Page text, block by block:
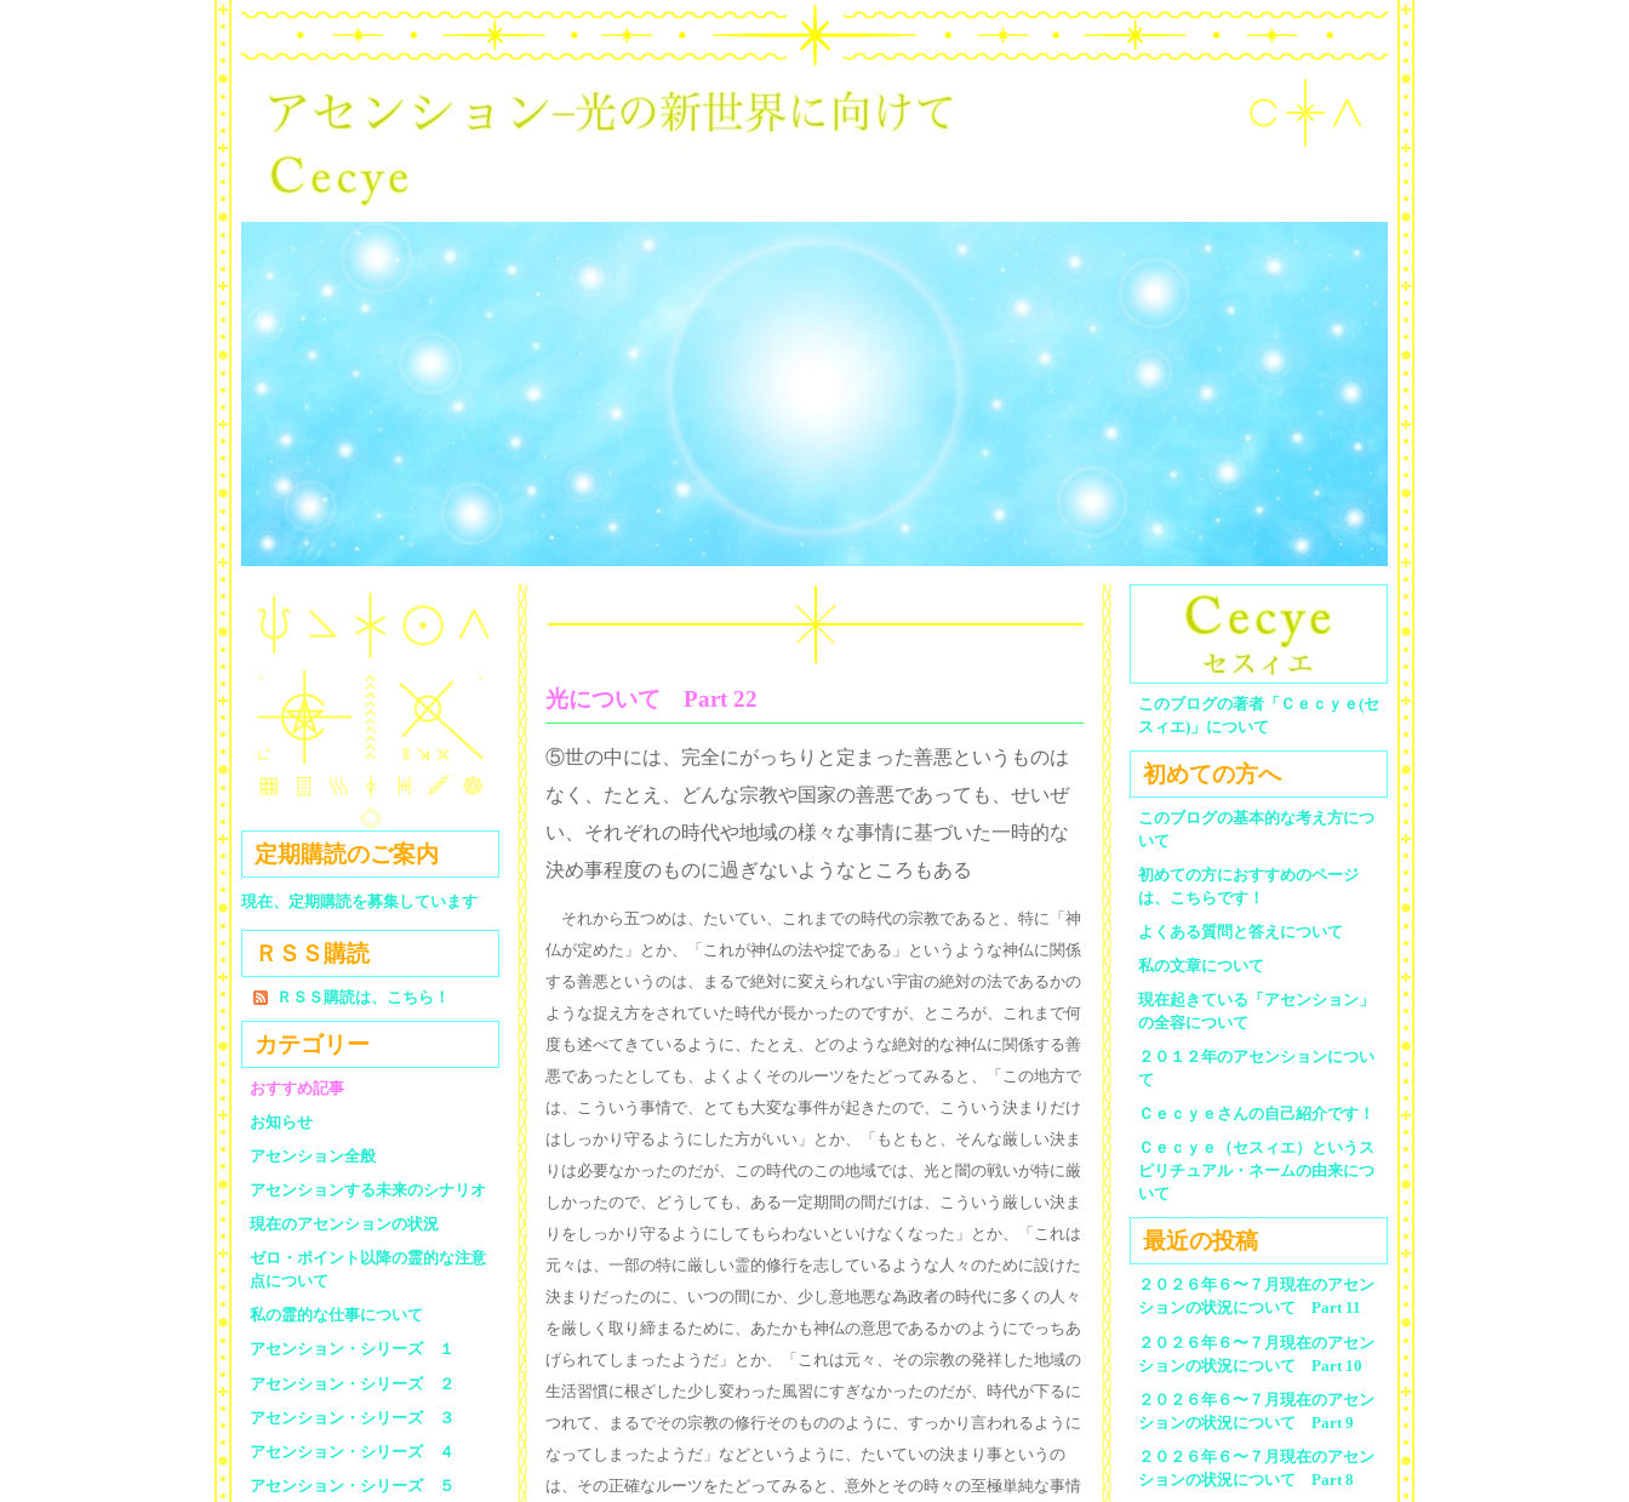
光について Part 22
⑤世の中には、完全にがっちりと定まった善悪というものは
なく、たとえ、どんな宗教や国家の善悪であっても、せいぜ
い、それぞれの時代や地域の様々な事情に基づいた一時的な
決め事程度のものに過ぎないようなところもある
それから五つめは、たいてい、これまでの時代の宗教であると、特に「神
仏が定めた」とか、「これが神仏の法や掟である」というような神仏に関係
する善悪というのは、まるで絶対に変えられない宇宙の絶対の法であるかの
ような捉え方をされていた時代が長かったのですが、ところが、これまで何
度も述べてきているように、たとえ、どのような絶対的な神仏に関係する善
悪であったとしても、よくよくそのルーツをたどってみると、「この地方で
は、こういう事情で、とても大変な事件が起きたので、こういう決まりだけ
はしっかり守るようにした方がいい」とか、「もともと、そんな厳しい決ま
りは必要なかったのだが、この時代のこの地域では、光と闇の戦いが特に厳
しかったので、どうしても、ある一定期間の間だけは、こういう厳しい決ま
りをしっかり守るようにしてもらわないといけなくなった」とか、「これは
元々は、一部の特に厳しい霊的修行を志しているような人々のために設けた
決まりだったのに、いつの間にか、少し意地悪な為政者の時代に多くの人々
を厳しく取り締まるために、あたかも神仏の意思であるかのようにでっちあ
げられてしまったようだ」とか、「これは元々、その宗教の発祥した地域の
生活習慣に根ざした少し変わった風習にすぎなかったのだが、時代が下るに
つれて、まるでその宗教の修行そのもののように、すっかり言われるように
なってしまったようだ」などというように、たいていの決まり事というの
は、その正確なルーツをたどってみると、意外とその時々の至極単純な事情
このブログの著者「Ｃｅｃｙｅ(セ
スィエ)」について
初めての方へ
このブログの基本的な考え方につ
いて
初めての方におすすめのページ
は、こちらです！
よくある質問と答えについて
私の文章について
現在起きている「アセンション」
の全容について
２０１２年のアセンションについ
て
Ｃｅｃｙｅさんの自己紹介です！
Ｃｅｃｙｅ（セスィエ）というス
ピリチュアル・ネームの由来につ
いて
最近の投稿
２０２６年６〜７月現在のアセン
ションの状況について Part 11
２０２６年６〜７月現在のアセン
ションの状況について Part 10
２０２６年６〜７月現在のアセン
ションの状況について Part 9
２０２６年６〜７月現在のアセン
ションの状況について Part 8
定期購読のご案内
現在、定期購読を募集しています
ＲＳＳ購読
ＲＳＳ購読は、こちら！
カテゴリー
おすすめ記事
お知らせ
アセンション全般
アセンションする未来のシナリオ
現在のアセンションの状況
ゼロ・ポイント以降の霊的な注意
点について
私の霊的な仕事について
アセンション・シリーズ １
アセンション・シリーズ ２
アセンション・シリーズ ３
アセンション・シリーズ ４
アセンション・シリーズ ５